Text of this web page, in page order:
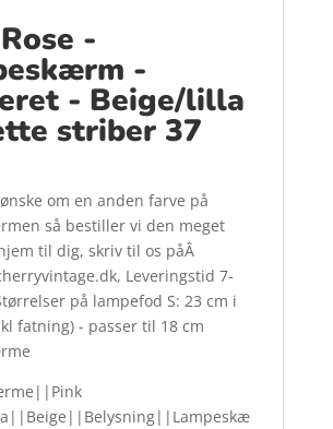
-
-
- Beige/lilla
striber 37
om en anden farve på
så bestiller vi den meget
til dig, skriv til os påÂ
Leveringstid 7-
på lampefod S: 23 cm i
fatning) - passer til 18 cm